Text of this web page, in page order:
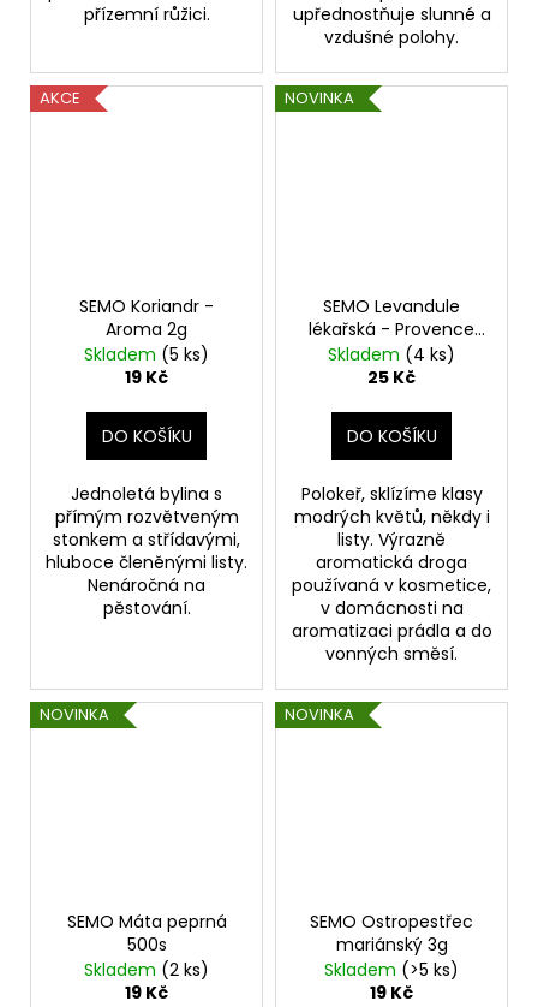
přízemní růžici.
upřednostňuje slunné a
vzdušné polohy.
AKCE
SEMO Koriandr -
Aroma 2g
Skladem (5 ks)
19 Kč
DO KOŠÍKU
Jednoletá bylina s
přímým rozvětveným
stonkem a střídavými,
hluboce členěnými listy.
Nenáročná na
pěstování.
NOVINKA
SEMO Levandule
lékařská - Provence
0,4g
Skladem (4 ks)
25 Kč
DO KOŠÍKU
Polokeř, sklízíme klasy
modrých květů, někdy i
listy. Výrazně
aromatická droga
používaná v kosmetice,
v domácnosti na
aromatizaci prádla a do
vonných směsí.
NOVINKA
SEMO Máta peprná
500s
Skladem (2 ks)
19 Kč
NOVINKA
SEMO Ostropestřec
mariánský 3g
Skladem (>5 ks)
19 Kč